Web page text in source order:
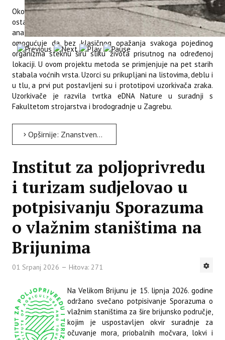
Okolišna DNA (eDNA) genetski je materijal koji organizmi
ostavljaju u okolišu u kojem žive ili kroz koji prolaze. Može se
analizirati u vodi, tlu, zraku i na površinama, a istraživačima
omogućuje da bez klasičnog opažanja svakoga pojedinog
organizma steknu širu sliku života prisutnog na određenoj
lokaciji. U ovom projektu metoda se primjenjuje na pet starih
stabala voćnih vrsta. Uzorci su prikupljani na listovima, deblu i
u tlu, a prvi put postavljeni su i prototipovi uzorkivača zraka.
Uzorkivače je razvila tvrtka eDNA Nature u suradnji s
Fakultetom strojarstva i brodogradnje u Zagrebu.
Opširnije: Znanstveni razgovori - Institut za poljoprivredu i turizam istražuje nevidljivi život stoljetnih...
Institut za poljoprivredu
i turizam sudjelovao u
potpisivanju Sporazuma
o vlažnim staništima na
Brijunima
01 Srpanj 2026 Hitova: 271
Na Velikom Brijunu je 15. lipnja 2026. godine
održano svečano potpisivanje Sporazuma o
vlažnim staništima za šire brijunsko područje,
kojim je uspostavljen okvir suradnje za
očuvanje mora, priobalnih močvara, lokvi i